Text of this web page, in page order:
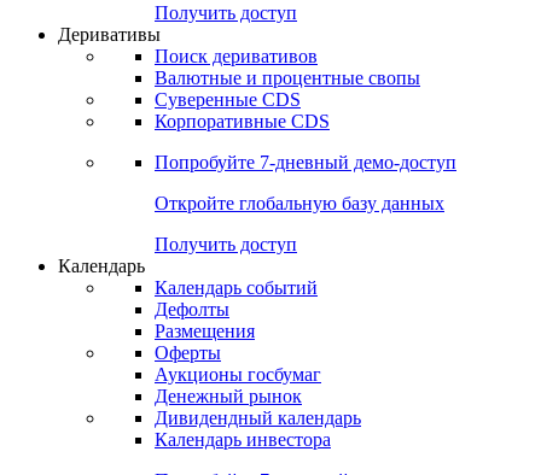
Получить доступ
Деривативы
Поиск деривативов
Валютные и процентные свопы
Суверенные CDS
Корпоративные CDS
Попробуйте 7-дневный демо-доступ
Откройте глобальную базу данных
Получить доступ
Календарь
Календарь событий
Дефолты
Размещения
Оферты
Аукционы госбумаг
Денежный рынок
Дивидендный календарь
Календарь инвестора